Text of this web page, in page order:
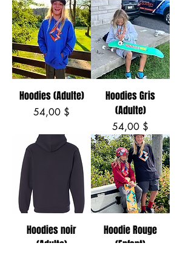
Hoodies (Adulte)
Prix
54,00 $
Hoodies Gris
(Adulte)
Prix
54,00 $
Hoodies noir
(Adulte)
Hoodie Rouge
(Enfant)